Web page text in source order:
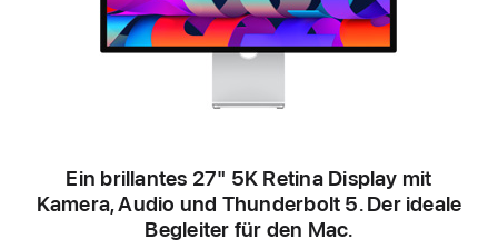
Ein brillantes 27" 5K Retina Dis­play mit
Kamera, Audio und Thunderbolt 5. Der ideale
Begleiter für den Mac.